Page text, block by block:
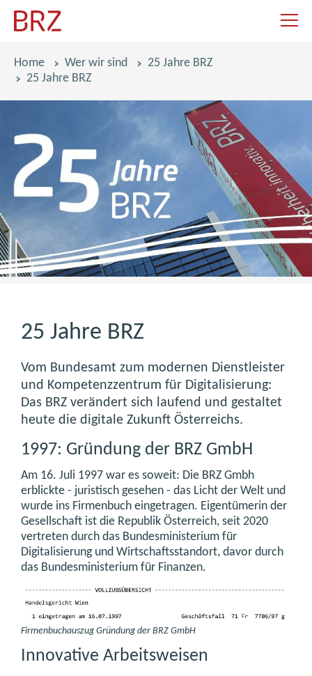
Pfadnavigation
Home Wer wir sind
25 Jahre BRZ
25 Jahre BRZ
25 Jahre BRZ
Vom Bundesamt zum modernen Dienstleister
und Kompetenzzentrum für Digitalisierung:
Das BRZ verändert sich laufend und gestaltet
heute die digitale Zukunft Österreichs.
1997: Gründung der BRZ GmbH
Am 16. Juli 1997 war es soweit: Die BRZ Gmbh
erblickte - juristisch gesehen - das Licht der Welt und
wurde ins Firmenbuch eingetragen. Eigentümerin der
Gesellschaft ist die Republik Österreich, seit 2020
vertreten durch das Bundesministerium für
Digitalisierung und Wirtschaftsstandort, davor durch
das Bundesministerium für Finanzen.
Firmenbuchauszug Gründung der BRZ GmbH
Innovative Arbeitsweisen